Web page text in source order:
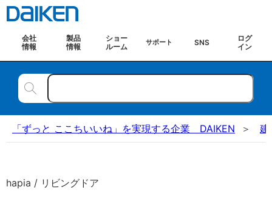
会社
情報
製品
情報
ショー
ルーム
サポート SNS
ログ
イン
「ずっと ここちいいね」を実現する企業 DAIKEN 建
hapia / リビングドア